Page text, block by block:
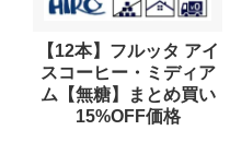
ドリップコーヒーギフト
【12本】フルッタ アイ
スコーヒー・ミディア
ム【無糖】まとめ買い
15%OFF価格